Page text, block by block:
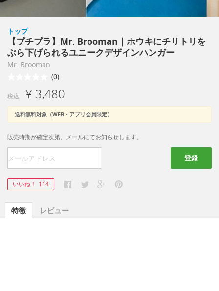
トップ
【プチプラ】Mr. Brooman｜ホウキにチリトリを
ぶら下げられるユニークデザインハンガー
Mr. Brooman
(0)
税込 ¥ 3,480
送料無料対象（WEB・アプリ会員限定）
販売時期が確定次第、メールにてお知らせします。
登録
いいね！ 114
特徴 レビュー